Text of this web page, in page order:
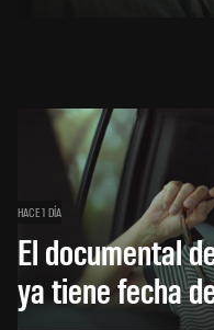
HACE 1 DÍA
El documental
ya tiene fecha